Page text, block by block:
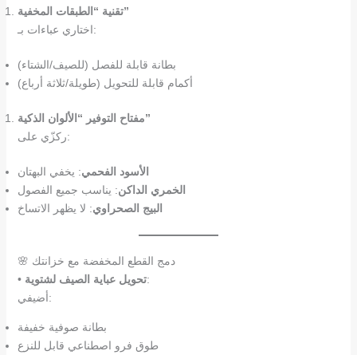
تقنية “الطبقات المخفية”
اختاري عباءات بـ:
بطانة قابلة للفصل (للصيف/الشتاء)
أكمام قابلة للتحويل (طويلة/ثلاثة أرباع)
مفتاح التوفير “الألوان الذكية”
ركزّي على:
الأسود الفحمي: يخفي البهتان
الخمري الداكن: يناسب جميع الفصول
البيج الصحراوي: لا يظهر الاتساخ
🌸 دمج القطع المخفضة مع خزانتك
• تحويل عباية الصيف لشتوية:
أضيفي:
بطانة صوفية خفيفة
طوق فرو اصطناعي قابل للنزع